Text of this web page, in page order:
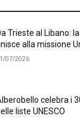
Trieste al Libano:
alla missione
07/2026
celebra i
liste UNESCO